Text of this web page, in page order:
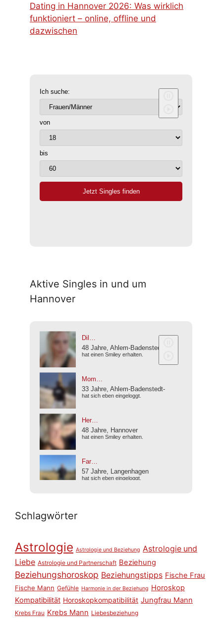
Dating in Hannover 2026: Was wirklich
funktioniert – online, offline und
dazwischen
Aktive Singles in und um
Hannover
Schlagwörter
Astrologie Astrologie und Beziehung Astrologie und
Liebe Astrologie und Partnerschaft Beziehung
Beziehungshoroskop Beziehungstipps Fische Frau
Fische Mann Gefühle Harmonie in der Beziehung Horoskop
Kompatibilität Horoskopkompatibilität Jungfrau Mann
Krebs Frau Krebs Mann Liebesbeziehung